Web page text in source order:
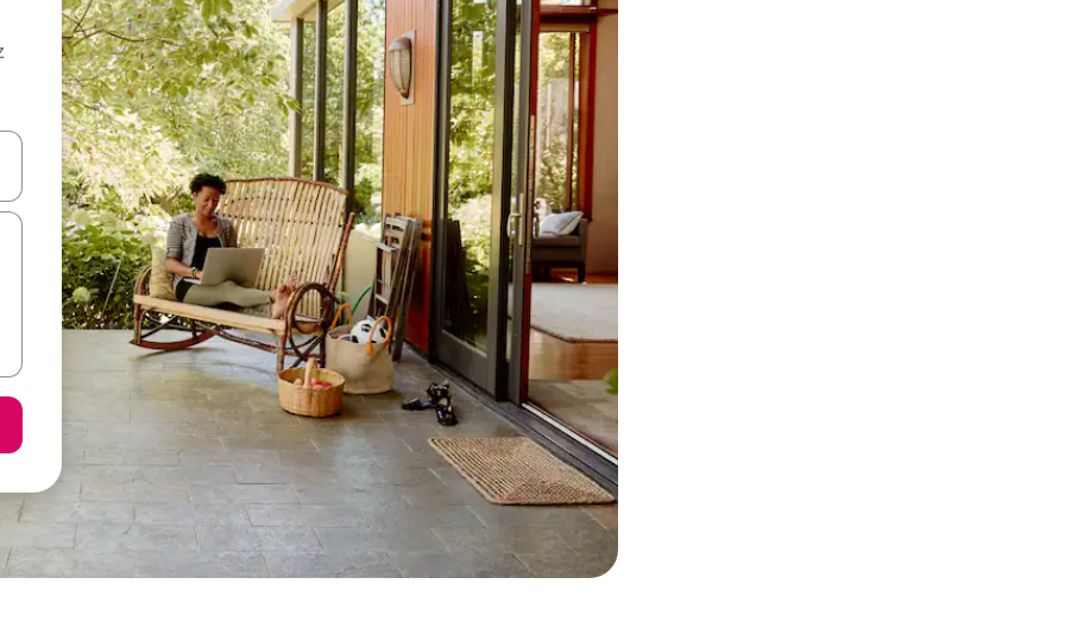
le haut et vers le bas pour les parcourir ou en appuyant et en faisant glisser.